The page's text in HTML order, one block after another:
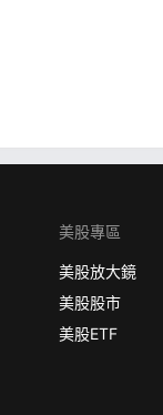
美股專區
美股放大鏡
美股股市
美股ETF